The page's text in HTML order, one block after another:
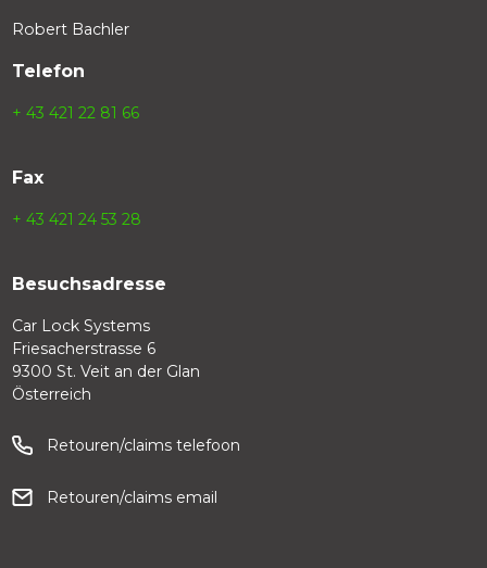
Robert Bachler
Telefon
+ 43 421 22 81 66
Fax
+ 43 421 24 53 28
Besuchsadresse
Car Lock Systems
Friesacherstrasse 6
9300 St. Veit an der Glan
Österreich
Retouren/claims telefoon
Retouren/claims email